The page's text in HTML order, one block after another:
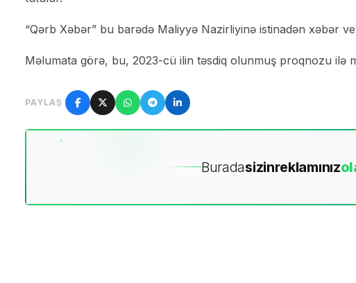
“Qərb Xəbər” bu barədə Maliyyə Nazirliyinə istinadən xəbər
Məlumata görə, bu, 2023-cü ilin təsdiq olunmuş proqnozu ilə
PAYLAŞ
Buradasizinreklamınız